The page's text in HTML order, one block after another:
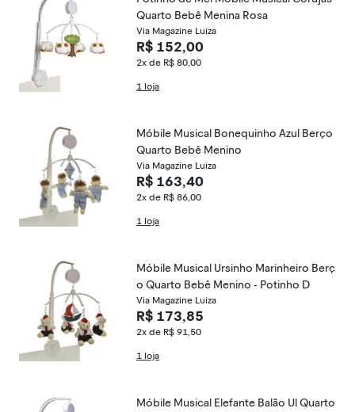
Quarto Bebê Menina Rosa
Via Magazine Luiza
R$ 152,00
2x de R$ 80,00
1 loja
Móbile Musical Bonequinho Azul Berço
Quarto Bebê Menino
Via Magazine Luiza
R$ 163,40
2x de R$ 86,00
1 loja
Móbile Musical Ursinho Marinheiro Berç
o Quarto Bebê Menino - Potinho D
Via Magazine Luiza
R$ 173,85
2x de R$ 91,50
1 loja
Móbile Musical Elefante Balão Ul Quarto